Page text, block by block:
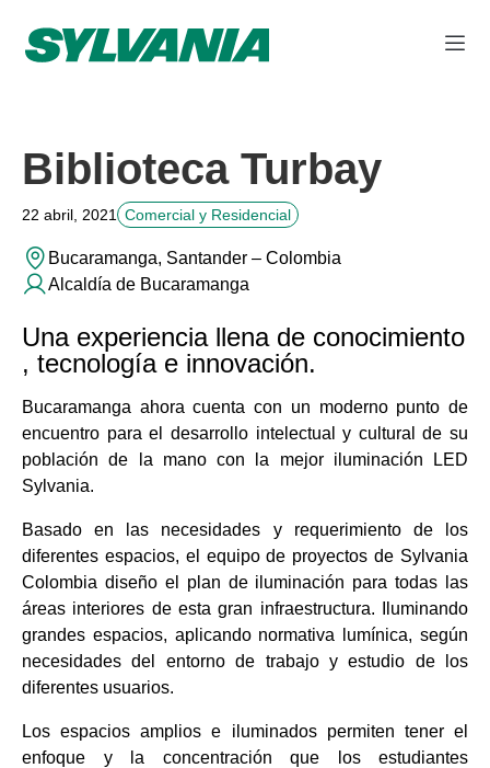
Biblioteca Turbay
22 abril, 2021 Comercial y Residencial
Bucaramanga, Santander – Colombia
Alcaldía de Bucaramanga
Una experiencia llena de conocimiento
, tecnología e innovación.
Bucaramanga ahora cuenta con un moderno punto de
encuentro para el desarrollo intelectual y cultural de su
población de la mano con la mejor iluminación LED
Sylvania.
Basado en las necesidades y requerimiento de los
diferentes espacios, el equipo de proyectos de Sylvania
Colombia diseño el plan de iluminación para todas las
áreas interiores de esta gran infraestructura. Iluminando
grandes espacios, aplicando normativa lumínica, según
necesidades del entorno de trabajo y estudio de los
diferentes usuarios.
Los espacios amplios e iluminados permiten tener el
enfoque y la concentración que los estudiantes